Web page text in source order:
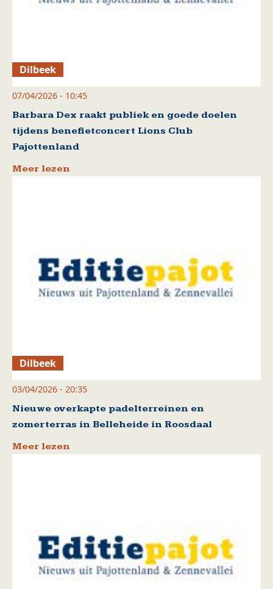
Dilbeek
07/04/2026 - 10:45
Barbara Dex raakt publiek en goede doelen
tijdens benefietconcert Lions Club
Pajottenland
Meer lezen
Dilbeek
03/04/2026 - 20:35
Nieuwe overkapte padelterreinen en
zomerterras in Belleheide in Roosdaal
Meer lezen